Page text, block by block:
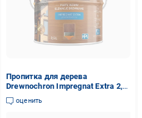
Пропитка для дерева
Drewnochron Impregnat Extra 2,5
л Венге (2790728186)
оценить